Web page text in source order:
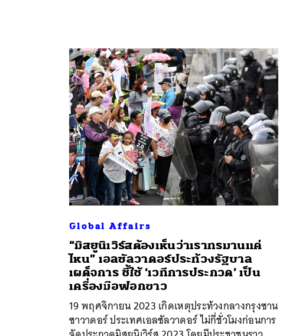
Global Affairs
“มิสยูนิเวิร์สต้องเห็นว่าเราทรมานแค่
ไหน” เอลซัลวาดอร์ประท้วงรัฐบาล
เผด็จการ ชี้ใช้ ‘เวทีการประกวด’ เป็น
เครื่องมือฟอกขาว
19 พฤศจิกายน 2023 เกิดเหตุประท้วงกลางกรุงซาน
ซาวาดอร์ ประเทศเอลซัลวาดอร์ ไม่กี่ชั่วโมงก่อนการ
ค้นหา